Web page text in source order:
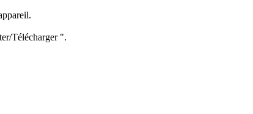
Télécharger ".